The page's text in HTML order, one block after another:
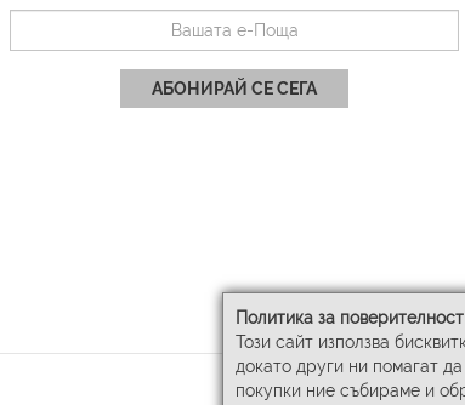
Политика за
Този сайт използва
докато други ни помагат
покупки ние събираме и
АБОНИРАЙ СЕ СЕГА